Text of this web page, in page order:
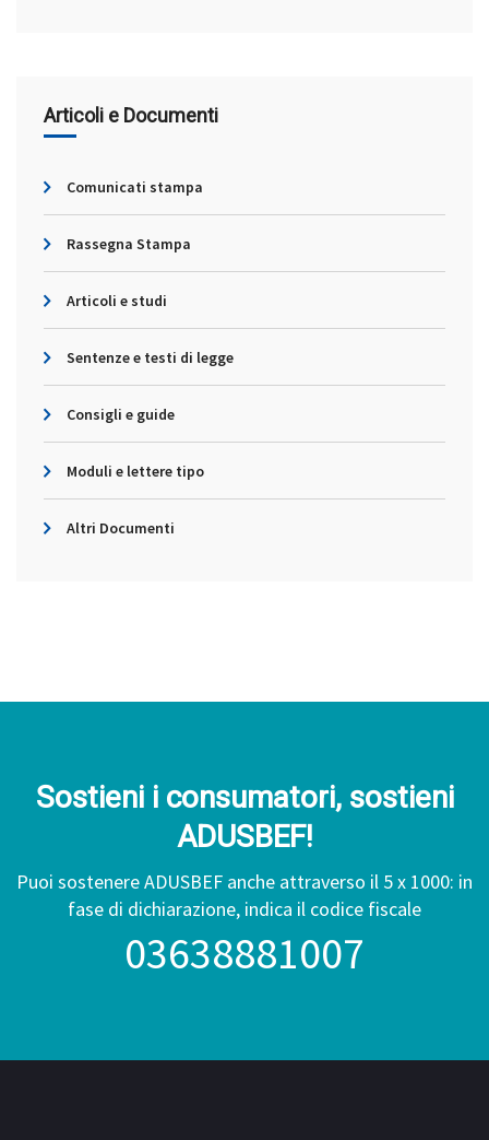
Articoli e Documenti
Comunicati stampa
Rassegna Stampa
Articoli e studi
Sentenze e testi di legge
Consigli e guide
Moduli e lettere tipo
Altri Documenti
Sostieni i consumatori, sostieni
ADUSBEF!
Puoi sostenere ADUSBEF anche attraverso il 5 x 1000: in
fase di dichiarazione, indica il codice fiscale
03638881007